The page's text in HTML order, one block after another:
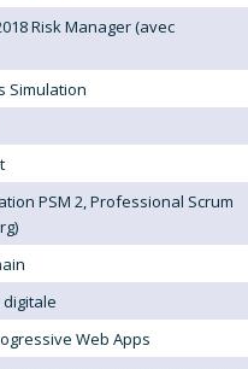
Risk Manager (avec
Simulation
PSM 2, Professional Scrum
Web Apps